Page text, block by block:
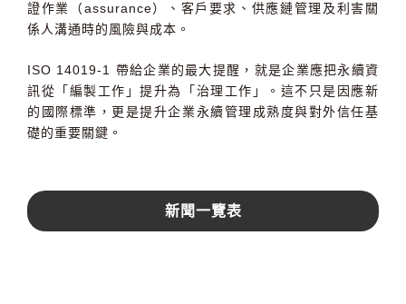
證作業（assurance）、客戶要求、供應鏈管理及利害關
係人溝通時的風險與成本。
ISO 14019-1 帶給企業的最大提醒，就是企業應把永續資
訊從「編製工作」提升為「治理工作」。 這不只是因應新
的國際標準，更是提升企業永續管理成熟度與對外信任基
礎的重要關鍵。
新聞一覽表